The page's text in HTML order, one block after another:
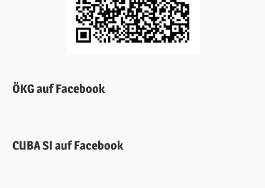
ÖKG auf Facebook
CUBA SI auf Facebook